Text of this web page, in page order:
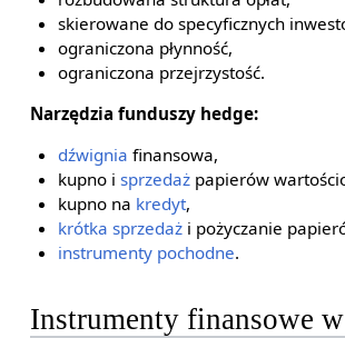
skierowane do specyficznych
ograniczona płynność,
ograniczona przejrzystość.
Narzędzia funduszy hedge:
dźwignia finansowa,
kupno i sprzedażpapierów
kupno na kredyt,
krótka sprzedażi pożyczanie
instrumenty pochodne.
Instrumenty finansowe